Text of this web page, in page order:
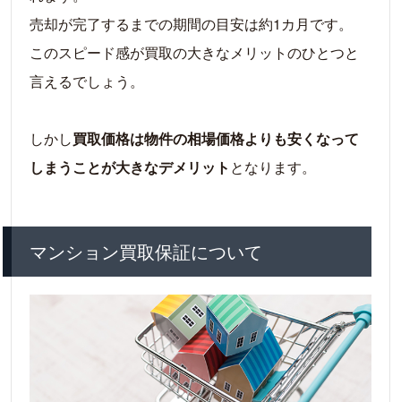
売却が完了するまでの期間の目安は約1カ月です。
このスピード感が買取の大きなメリットのひとつと
言えるでしょう。
しかし買取価格は物件の相場価格よりも安くなって
しまうことが大きなデメリット となります。
マンション買取保証について